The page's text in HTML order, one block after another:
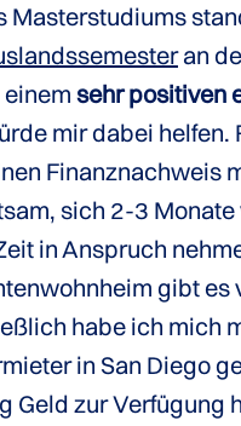
Masterstudiums
an
sehr positiven
mir dabei helfen.
Finanznachweis
sich 2-3
in Anspruch
gibt
habe ich mich
in San Diego
Geld zur Verfügung